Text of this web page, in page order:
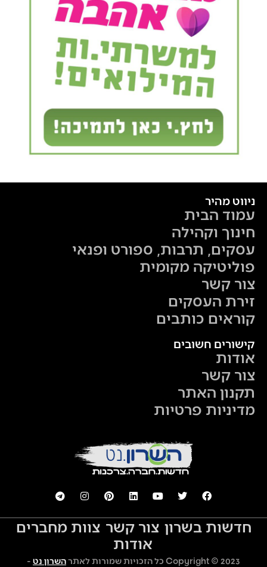
ניווט מהיר
עמוד הבית
חינוך וקהילה
עסקים, תרבות, ספורט ופנאי
פוליטיקה מקומית
צור קשר
זירת העסקים
קוראים כותבים
קישורים חשובים
אודות
צור קשר
תקנון האתר
מדיניות פרטיות
חדשות בשרון צור קשר צוות מחברים
אודות
Copyright © 2023 כל הזכויות שמורות לאתר השרון נט -